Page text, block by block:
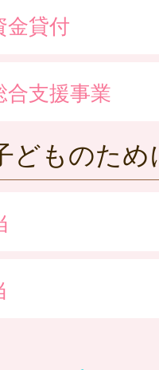
金貸付
支援事業
どものため